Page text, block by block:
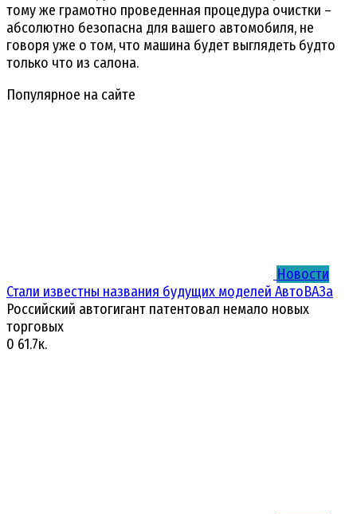
тому же грамотно проведенная процедура очистки –
абсолютно безопасна для вашего автомобиля, не
говоря уже о том, что машина будет выглядеть будто
только что из салона.
Популярное на сайте
Новости
Стали известны названия будущих моделей АвтоВАЗа
Российский автогигант патентовал немало новых
торговых
0 61.7к.